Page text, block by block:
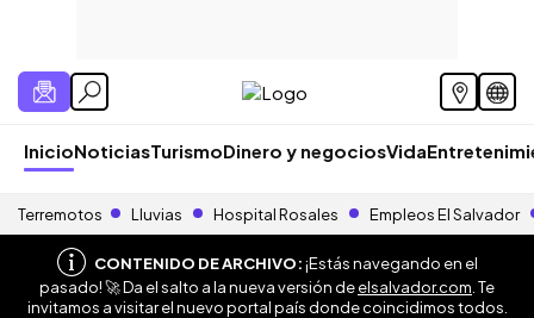
InicioNoticiasTurismoDinero y negociosVida
Terremotos Lluvias Hospital Rosales Empleos El Salvador
CONTENIDO DE ARCHIVO:¡Estás navegando en el
pasado! 🚀 Da el salto a la nueva versión deelsalvador.com . Te
invitamos a visitar el nuevo portal país donde coincidimos todos.